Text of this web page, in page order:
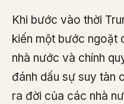
Khi bước vào thời
kiến một bước ngoặt
nhà nước và chính
đánh dấu sự suy tàn
ra đời của các nhà